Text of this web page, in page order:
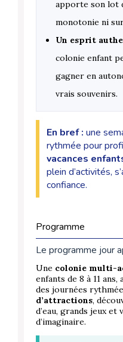
apporte son lot
monotonie ni
Un esprit
colonie enfant
gagner en
vrais souvenirs.
En bref : une
rythmée pour
vacances
plein d’activités,
confiance.
Programme
Le programme jour
Une colonie multi-
enfants de 8 à 11
des journées
d’attractions,
d’eau, grands jeux et
d’imaginaire.